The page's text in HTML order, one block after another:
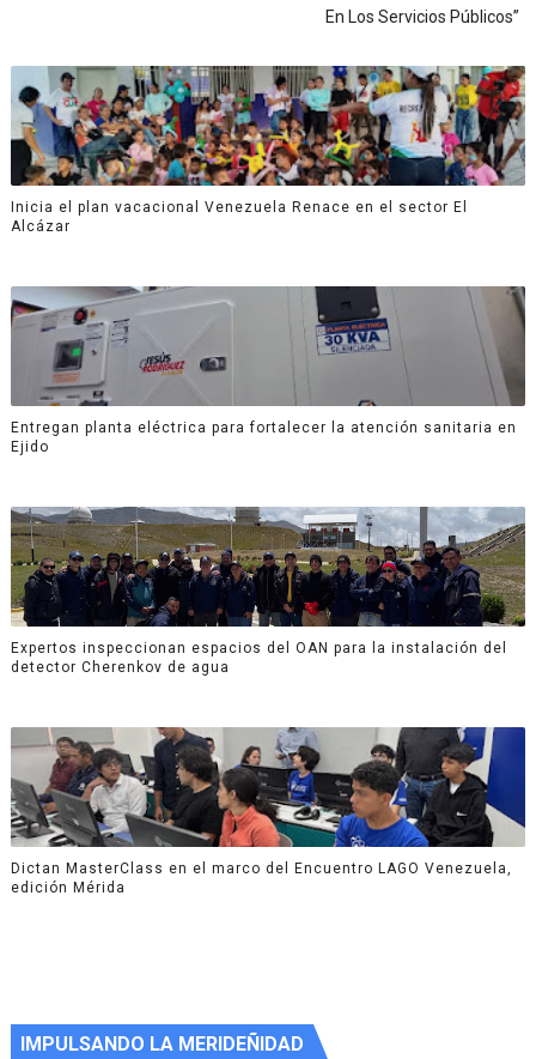
En Los Servicios Públicos”
Inicia el plan vacacional Venezuela Renace en el sector El
Alcázar
Entregan planta eléctrica para fortalecer la atención sanitaria en
Ejido
Expertos inspeccionan espacios del OAN para la instalación del
detector Cherenkov de agua
Dictan MasterClass en el marco del Encuentro LAGO Venezuela,
edición Mérida
IMPULSANDO LA MERIDEÑIDAD